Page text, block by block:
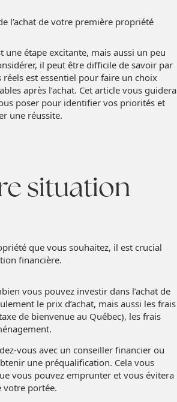
l’achat de votre première propriété
une étape excitante, mais aussi un peu
il peut être difficile de savoir par
est essentiel pour faire un choix
après l’achat. Cet article vous guidera
poser pour identifier vos priorités et
une réussite.
situation
que vous souhaitez, il est crucial
financière.
vous pouvez investir dans l’achat de
le prix d’achat, mais aussi les frais
de bienvenue au Québec), les frais
vous avec un conseiller financier ou
une préqualification. Cela vous
vous pouvez emprunter et vous évitera
votre portée.